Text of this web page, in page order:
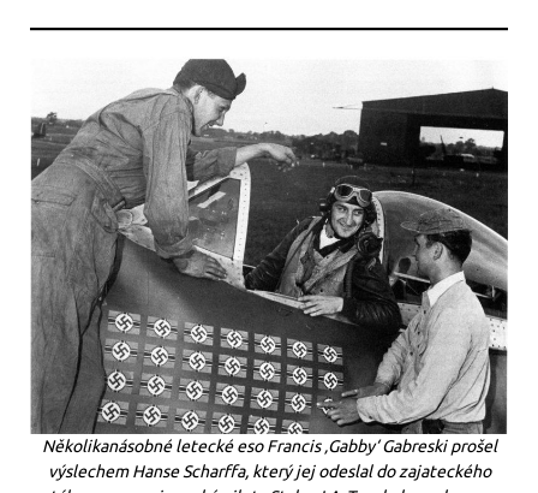
Několikanásobné letecké eso Francis ‚Gabby‘ Gabreski prošel
výslechem Hanse Scharffa, který jej odeslal do zajateckého